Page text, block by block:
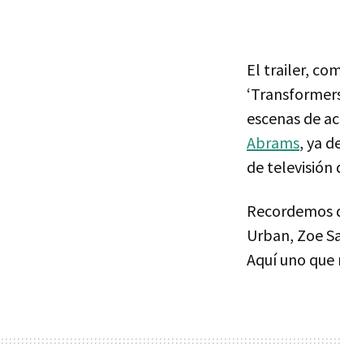
El trailer,
escenas de
Abrams, ya
de televisión
Recordemos
Urban, Zoe
Aquí uno que